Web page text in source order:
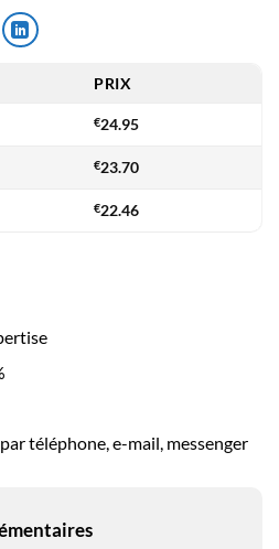
PRIX
€24.95
€23.70
€22.46
téléphone, e-mail, messenger